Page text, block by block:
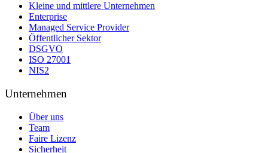
Kleine und mittlere Unternehmen
Enterprise
Managed Service Provider
Öffentlicher Sektor
DSGVO
ISO 27001
NIS2
Unternehmen
Über uns
Team
Faire Lizenz
Sicherheit